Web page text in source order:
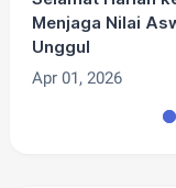
Menjaga Nilai
Unggul
Apr 01, 2026